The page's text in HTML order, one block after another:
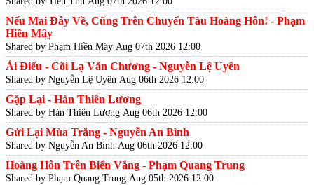
Nếu Mai Đây Về, Cũng Trên Chuyến Tàu Hoàng Hôn! - Phạm
Hiền Mây
Shared by Phạm Hiền Mây Aug 07th 2026 12:00
Ái Điểu - Cõi Lạ Văn Chương - Nguyễn Lệ Uyên
Shared by Nguyễn Lệ Uyên Aug 06th 2026 12:00
Gặp Lại - Hàn Thiên Lương
Shared by Hàn Thiên Lương Aug 06th 2026 12:00
Gửi Lại Mùa Trăng - Nguyễn An Bình
Shared by Nguyễn An Bình Aug 06th 2026 12:00
Hoàng Hôn Trên Biển Vắng - Phạm Quang Trung
Shared by Phạm Quang Trung Aug 05th 2026 12:00